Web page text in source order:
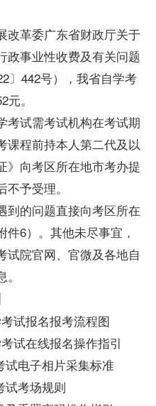
改革委广东省财政厅关于
政事业性收费及有关问题
〕442号），我省自学考
。
考试需考试机构在考试期
课程前持本人第二代及以
》向考区所在地市考办提
予受理。
到的问题直接向考区所在
6）。其他未尽事宜，
试院官网、官微及各地自
试报名报考流程图
试在线报名操作指引
试电子相片采集标准
试考场规则